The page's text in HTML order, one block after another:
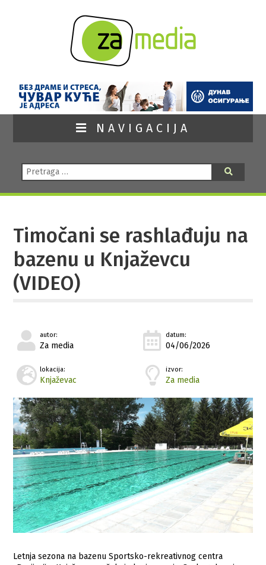
NAVIGACIJA
Pretraga:
Timočani se rashlađuju na
bazenu u Knjaževcu
(VIDEO)
autor:
Za media
datum:
04/06/2026
lokacija:
Knjaževac
izvor:
Za media
Letnja sezona na bazenu Sportsko-rekreativnog centra